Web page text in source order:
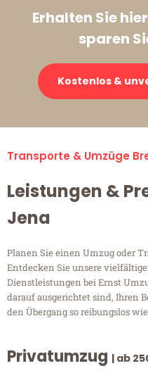
Erhalten Sie
sparen
Kostenlos &
Transporte & Umzüge
Leistungen &
Jena
Planen Sie einen Umzug oder
Entdecken Sie unsere
Dienstleistungen bei Ernst
darauf ausgerichtet sind, Ihren
den Übergang so reibungslos
Privatumzug | ab